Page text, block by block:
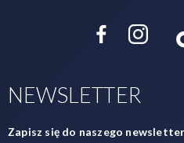
NEWSLETTER
Zapisz się do naszego